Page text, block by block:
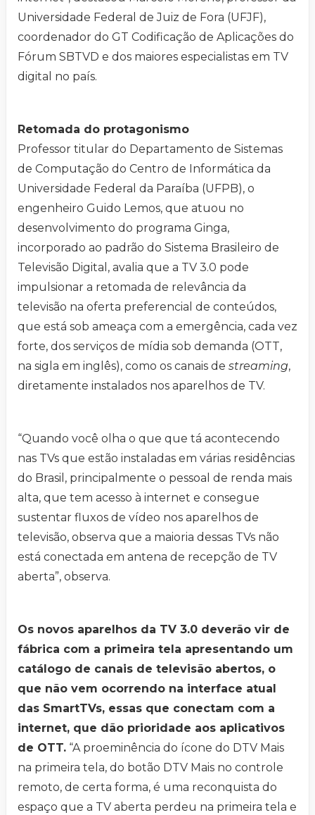
Universidade Federal de Juiz de Fora (UFJF),
coordenador do GT Codificação de Aplicações do
Fórum SBTVD e dos maiores especialistas em TV
digital no país.
Retomada do protagonismo
Professor titular do Departamento de Sistemas
de Computação do Centro de Informática da
Universidade Federal da Paraíba (UFPB), o
engenheiro Guido Lemos, que atuou no
desenvolvimento do programa Ginga,
incorporado ao padrão do Sistema Brasileiro de
Televisão Digital, avalia que a TV 3.0 pode
impulsionar a retomada de relevância da
televisão na oferta preferencial de conteúdos,
que está sob ameaça com a emergência, cada vez
forte, dos serviços de mídia sob demanda (OTT,
na sigla em inglês), como os canais de streaming,
diretamente instalados nos aparelhos de TV.
“Quando você olha o que que tá acontecendo
nas TVs que estão instaladas em várias residências
do Brasil, principalmente o pessoal de renda mais
alta, que tem acesso à internet e consegue
sustentar fluxos de vídeo nos aparelhos de
televisão, observa que a maioria dessas TVs não
está conectada em antena de recepção de TV
aberta”, observa.
Os novos aparelhos da TV 3.0 deverão vir de
fábrica com a primeira tela apresentando um
catálogo de canais de televisão abertos, o
que não vem ocorrendo na interface atual
das SmartTVs, essas que conectam com a
internet, que dão prioridade aos aplicativos
de OTT. “A proeminência do ícone do DTV Mais
na primeira tela, do botão DTV Mais no controle
remoto, de certa forma, é uma reconquista do
espaço que a TV aberta perdeu na primeira tela e